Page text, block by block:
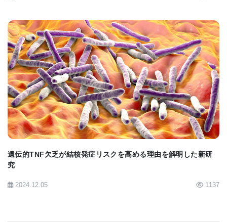
ーはこのような作業から始まり、アルツハイマー病
の新しい治療法の開発に一歩近づくことができ
る。」
「アルツハイマー病協会は、この研究と、この研究
チームに組織サンプルを提供した『Brains for
Dementia Research』に一部資金提供したことを喜
ばしく思っている。アルツハイマー病協会は、認知
症研究への投資と促進に力を注いでいるが、慈善団
体の支援がなければ、このような活動はできない。
我々は、認知症研究への投資と促進を約束してい
BIOMARKET JP
遺伝的TNF欠乏が結核発症リスクを高める理由を解明した新研
究
2024.12.05 1137